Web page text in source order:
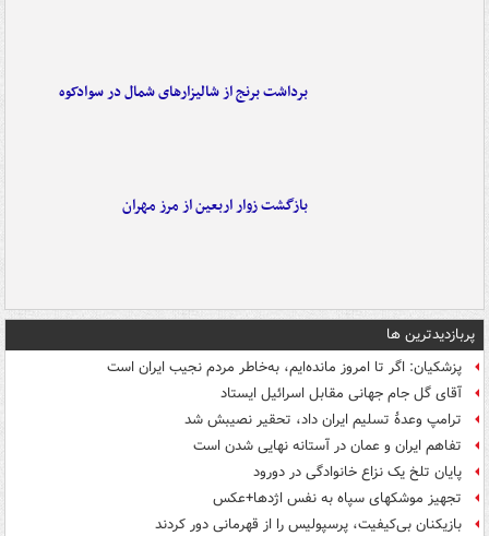
برداشت برنج از شالیزارهای شمال در سوادکوه
بازگشت زوار اربعین از مرز مهران
پربازدیدترین ها
پزشکیان: اگر تا امروز مانده‌ایم، به‌خاطر مردم نجیب ایران است
آقای گل جام جهانی مقابل اسرائیل ایستاد
ترامپ وعدۀ تسلیم ایران داد، تحقیر نصیبش شد
تفاهم ایران و عمان در آستانه نهایی شدن است
پایان تلخ یک نزاع خانوادگی در دورود
تجهیز موشکهای سپاه به نفس اژدها+عکس
بازیکنان بی‌کیفیت، پرسپولیس را از قهرمانی دور کردند